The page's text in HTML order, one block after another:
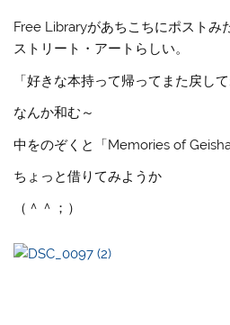
Free Libraryがあちこちにポストみ
ストリート・アートらしい。
「好きな本持って帰ってまた戻し
なんか和む～
中をのぞくと「Memories of
ちょっと借りてみようか
（＾＾；）